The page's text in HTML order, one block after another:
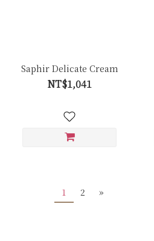
Saphir Delicate Cream
NT$1,041
1 2 »